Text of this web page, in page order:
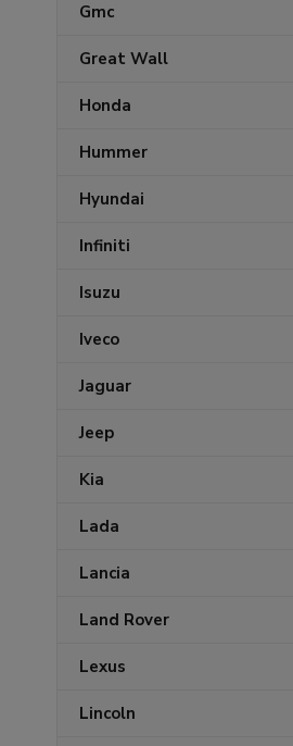
Gmc
Great Wall
Honda
Hummer
Hyundai
Infiniti
Isuzu
Iveco
Jaguar
Jeep
Kia
Lada
Lancia
Land Rover
Lexus
Lincoln